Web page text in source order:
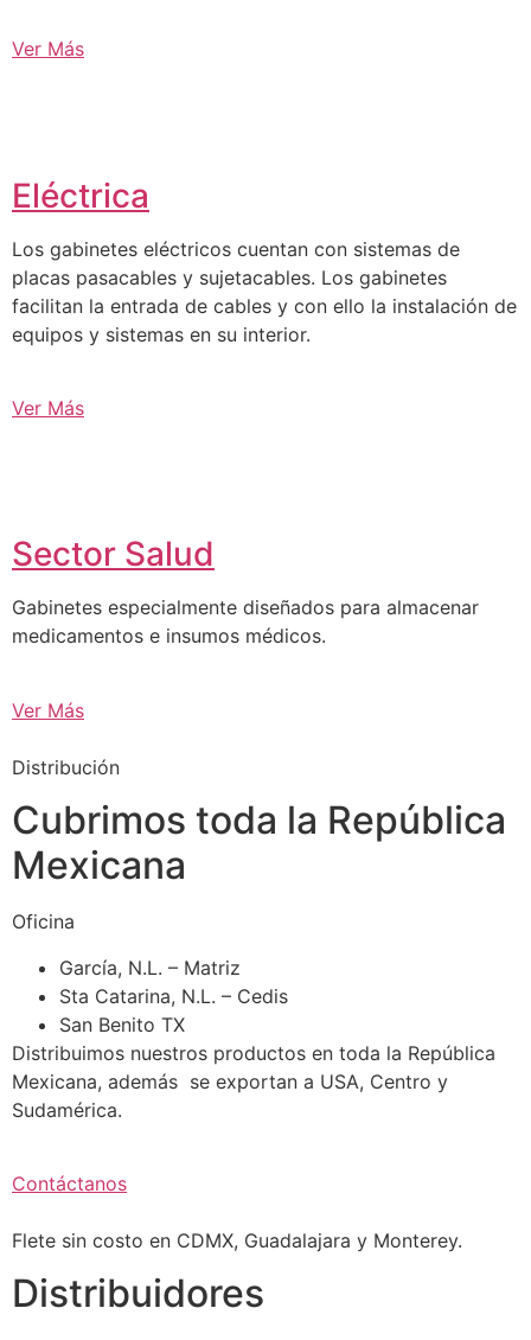
Ver Más
Eléctrica
Los gabinetes eléctricos cuentan con sistemas de
placas pasacables y sujetacables. Los gabinetes
facilitan la entrada de cables y con ello la instalación de
equipos y sistemas en su interior.
Ver Más
Sector Salud
Gabinetes especialmente diseñados para almacenar
medicamentos e insumos médicos.
Ver Más
Distribución
Cubrimos toda la República
Mexicana
Oficina
García, N.L. – Matriz
Sta Catarina, N.L. – Cedis
San Benito TX
Distribuimos nuestros productos en toda la República
Mexicana, además se exportan a USA, Centro y
Sudamérica.
Contáctanos
Flete sin costo en CDMX, Guadalajara y Monterey.
Distribuidores